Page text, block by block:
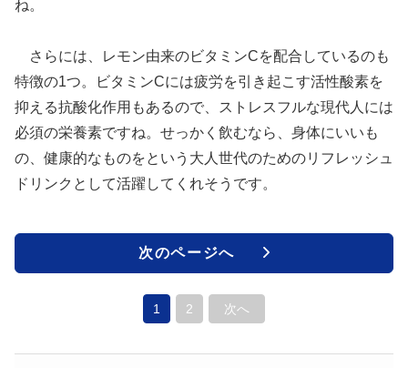
ね。
さらには、レモン由来のビタミンCを配合しているのも
特徴の1つ。ビタミンCには疲労を引き起こす活性酸素を
抑える抗酸化作用もあるので、ストレスフルな現代人には
必須の栄養素ですね。せっかく飲むなら、身体にいいも
の、健康的なものをという大人世代のためのリフレッシュ
ドリンクとして活躍してくれそうです。
次のページへ
1 2 次へ